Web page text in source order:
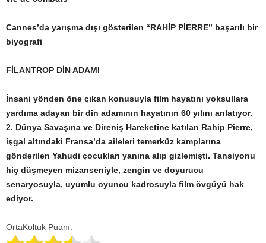
Cannes’da yarışma dışı gösterilen “RAHİP PİERRE” başarılı bir
biyografi
FİLANTROP DİN ADAMI
İnsani yönden öne çıkan konusuyla film hayatını yoksullara
yardıma adayan bir din adamının hayatının 60 yılını anlatıyor.
2. Dünya Savaşına ve Direniş Hareketine katılan Rahip Pierre,
işgal altındaki Fransa’da aileleri temerküz kamplarına
gönderilen Yahudi çocukları yanına alıp gizlemişti. Tansiyonu
hiç düşmeyen mizanseniyle, zengin ve doyurucu
senaryosuyla, uyumlu oyuncu kadrosuyla film övgüyü hak
ediyor.
OrtaKoltuk Puanı: